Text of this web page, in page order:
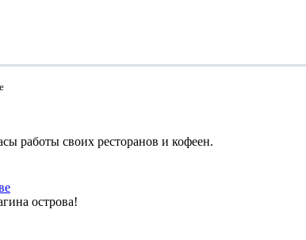
работы своих ресторанов и кофеен.
острова!